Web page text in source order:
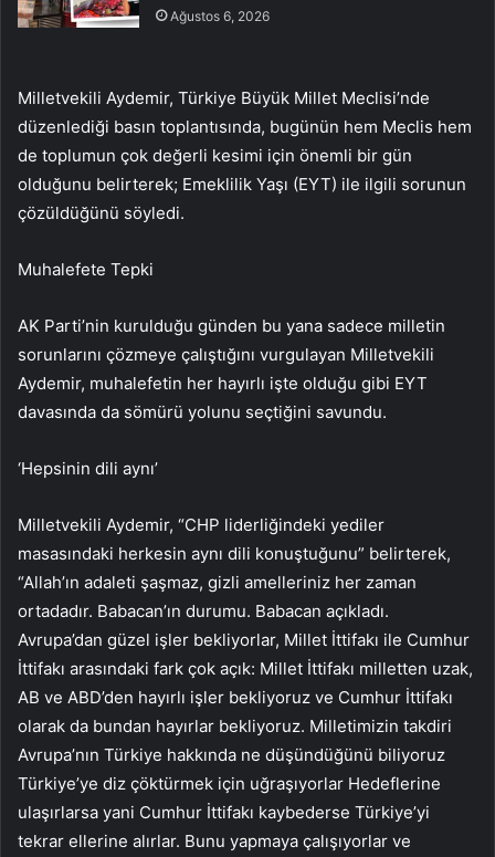
Ağustos 6, 2026
Milletvekili Aydemir, Türkiye Büyük Millet Meclisi’nde
düzenlediği basın toplantısında, bugünün hem Meclis hem
de toplumun çok değerli kesimi için önemli bir gün
olduğunu belirterek; Emeklilik Yaşı (EYT) ile ilgili sorunun
çözüldüğünü söyledi.
Muhalefete Tepki
AK Parti’nin kurulduğu günden bu yana sadece milletin
sorunlarını çözmeye çalıştığını vurgulayan Milletvekili
Aydemir, muhalefetin her hayırlı işte olduğu gibi EYT
davasında da sömürü yolunu seçtiğini savundu.
‘Hepsinin dili aynı’
Milletvekili Aydemir, “CHP liderliğindeki yediler
masasındaki herkesin aynı dili konuştuğunu” belirterek,
“Allah’ın adaleti şaşmaz, gizli amelleriniz her zaman
ortadadır. Babacan’ın durumu. Babacan açıkladı.
Avrupa’dan güzel işler bekliyorlar, Millet İttifakı ile Cumhur
İttifakı arasındaki fark çok açık: Millet İttifakı milletten uzak,
AB ve ABD’den hayırlı işler bekliyoruz ve Cumhur İttifakı
olarak da bundan hayırlar bekliyoruz. Milletimizin takdiri
Avrupa’nın Türkiye hakkında ne düşündüğünü biliyoruz
Türkiye’ye diz çöktürmek için uğraşıyorlar Hedeflerine
ulaşırlarsa yani Cumhur İttifakı kaybederse Türkiye’yi
tekrar ellerine alırlar. Bunu yapmaya çalışıyorlar ve